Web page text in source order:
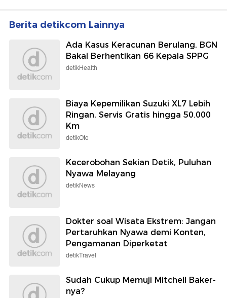
Berita detikcom Lainnya
Ada Kasus Keracunan Berulang, BGN
Bakal Berhentikan 66 Kepala SPPG
detikHealth
Biaya Kepemilikan Suzuki XL7 Lebih
Ringan, Servis Gratis hingga 50.000
Km
detikOto
Kecerobohan Sekian Detik, Puluhan
Nyawa Melayang
detikNews
Dokter soal Wisata Ekstrem: Jangan
Pertaruhkan Nyawa demi Konten,
Pengamanan Diperketat
detikTravel
Sudah Cukup Memuji Mitchell Baker-
nya?